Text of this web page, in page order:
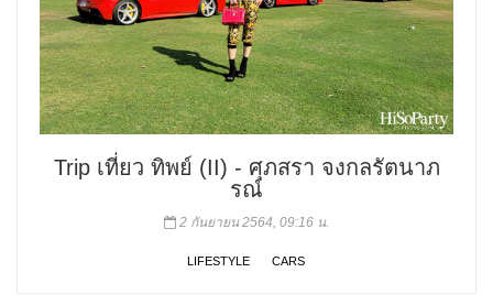
Trip เที่ยว ทิพย์ (II) - ศุภสรา จงกลรัตนาภ
รณ์
2 กันยายน 2564, 09:16 น.
LIFESTYLE CARS